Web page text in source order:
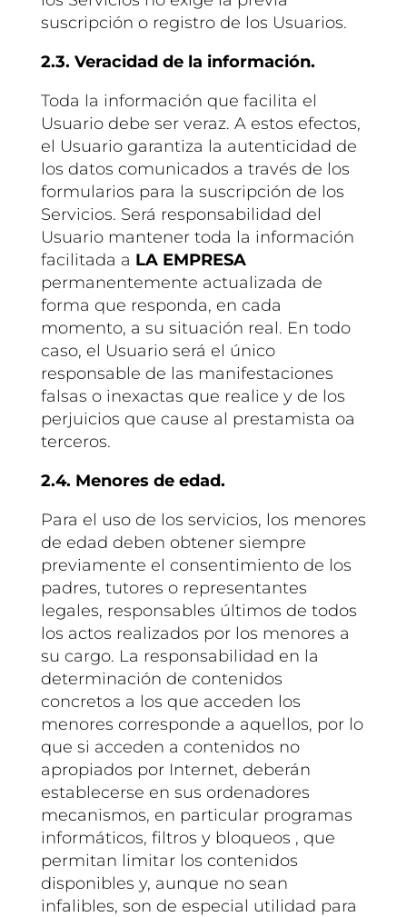
suscripción o registro de los Usuarios.
2.3. Veracidad de la información.
Toda la información que facilita el
Usuario debe ser veraz. A estos efectos,
el Usuario garantiza la autenticidad de
los datos comunicados a través de los
formularios para la suscripción de los
Servicios. Será responsabilidad del
Usuario mantener toda la información
facilitada a LA EMPRESA
permanentemente actualizada de
forma que responda, en cada
momento, a su situación real. En todo
caso, el Usuario será el único
responsable de las manifestaciones
falsas o inexactas que realice y de los
perjuicios que cause al prestamista oa
terceros.
2.4. Menores de edad.
Para el uso de los servicios, los menores
de edad deben obtener siempre
previamente el consentimiento de los
padres, tutores o representantes
legales, responsables últimos de todos
los actos realizados por los menores a
su cargo. La responsabilidad en la
determinación de contenidos
concretos a los que acceden los
menores corresponde a aquellos, por lo
que si acceden a contenidos no
apropiados por Internet, deberán
establecerse en sus ordenadores
mecanismos, en particular programas
informáticos, filtros y bloqueos , que
permitan limitar los contenidos
disponibles y, aunque no sean
infalibles, son de especial utilidad para